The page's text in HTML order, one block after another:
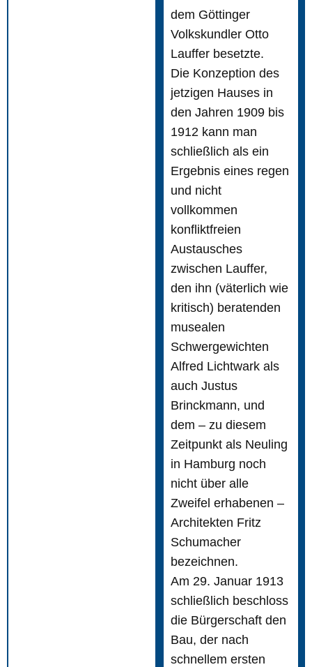
dem Göttinger
Volkskundler Otto
Lauffer besetzte.
Die Konzeption des
jetzigen Hauses in
den Jahren 1909 bis
1912 kann man
schließlich als ein
Ergebnis eines regen
und nicht
vollkommen
konfliktfreien
Austausches
zwischen Lauffer,
den ihn (väterlich wie
kritisch) beratenden
musealen
Schwergewichten
Alfred Lichtwark als
auch Justus
Brinckmann, und
dem – zu diesem
Zeitpunkt als Neuling
in Hamburg noch
nicht über alle
Zweifel erhabenen –
Architekten Fritz
Schumacher
bezeichnen.
Am 29. Januar 1913
schließlich beschloss
die Bürgerschaft den
Bau, der nach
schnellem ersten